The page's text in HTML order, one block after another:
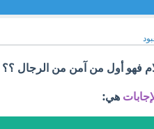
فهو أول من آمن من الرجال ؟؟
هي: